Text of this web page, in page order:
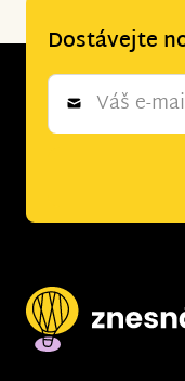
Dostávejte
Newsletter